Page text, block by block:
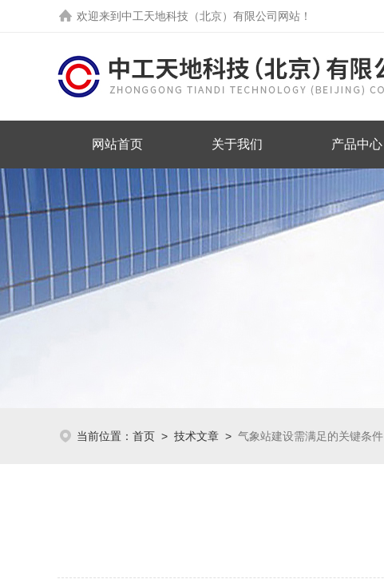
欢迎来到中工天地科技（北京）有限公司网站！
网站首页 关于我们 产品中心
当前位置： 首页 > 技术文章 > 气象站建设需满足的关键条件